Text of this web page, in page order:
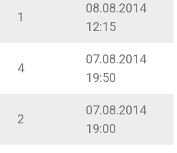
1
08.08.2014
12:15
4
07.08.2014
19:50
2
07.08.2014
19:00